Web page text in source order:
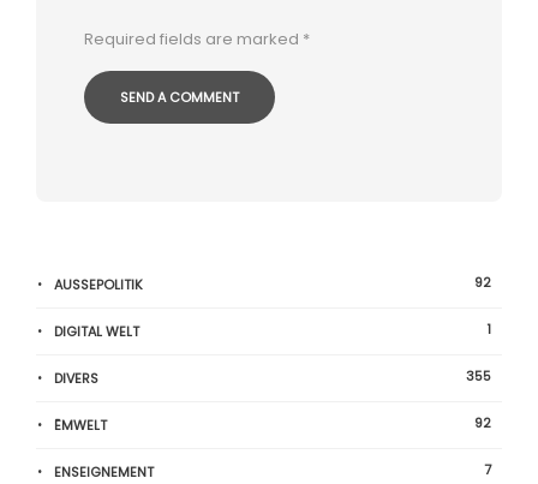
Required fields are marked *
AUSSEPOLITIK 92
DIGITAL WELT 1
DIVERS 355
ËMWELT 92
ENSEIGNEMENT 7